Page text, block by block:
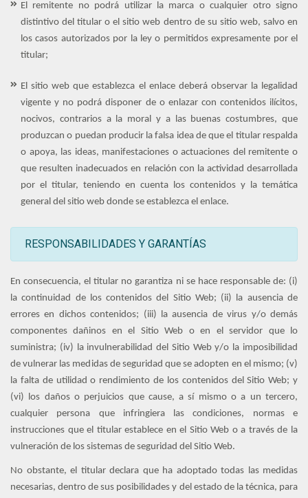
El remitente no podrá utilizar la marca o cualquier otro signo
distintivo del titular o el sitio web dentro de su sitio web, salvo en
los casos autorizados por la ley o permitidos expresamente por el
titular;
El sitio web que establezca el enlace deberá observar la legalidad
vigente y no podrá disponer de o enlazar con contenidos ilícitos,
nocivos, contrarios a la moral y a las buenas costumbres, que
produzcan o puedan producir la falsa idea de que el titular respalda
o apoya, las ideas, manifestaciones o actuaciones del remitente o
que resulten inadecuados en relación con la actividad desarrollada
por el titular, teniendo en cuenta los contenidos y la temática
general del sitio web donde se establezca el enlace.
RESPONSABILIDADES Y GARANTÍAS
En consecuencia, el titular no garantiza ni se hace responsable de: (i)
la continuidad de los contenidos del Sitio Web; (ii) la ausencia de
errores en dichos contenidos; (iii) la ausencia de virus y/o demás
componentes dañinos en el Sitio Web o en el servidor que lo
suministra; (iv) la invulnerabilidad del Sitio Web y/o la imposibilidad
de vulnerar las medidas de seguridad que se adopten en el mismo; (v)
la falta de utilidad o rendimiento de los contenidos del Sitio Web; y
(vi) los daños o perjuicios que cause, a sí mismo o a un tercero,
cualquier persona que infringiera las condiciones, normas e
instrucciones que el titular establece en el Sitio Web o a través de la
vulneración de los sistemas de seguridad del Sitio Web.
No obstante, el titular declara que ha adoptado todas las medidas
necesarias, dentro de sus posibilidades y del estado de la técnica, para